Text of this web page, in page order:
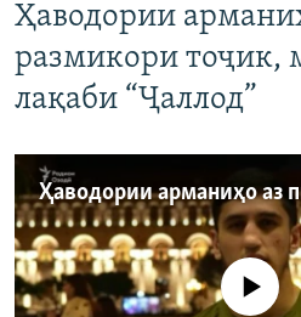
Ҳаводории
размикори тоҷик,
лақаби “Ҷаллод”
Феълан кор